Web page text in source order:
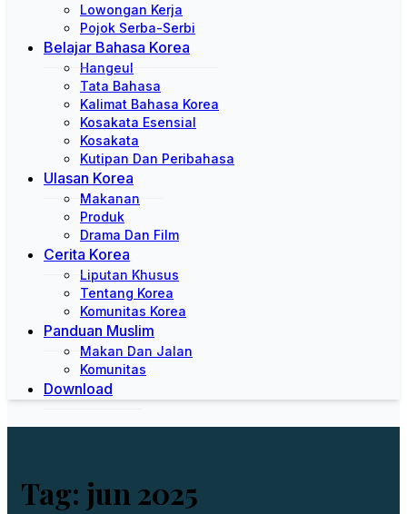
Lowongan Kerja
Pojok Serba-Serbi
Belajar Bahasa Korea
Hangeul
Tata Bahasa
Kalimat Bahasa Korea
Kosakata Esensial
Kosakata
Kutipan Dan Peribahasa
Ulasan Korea
Makanan
Produk
Drama Dan Film
Cerita Korea
Liputan Khusus
Tentang Korea
Komunitas Korea
Panduan Muslim
Makan Dan Jalan
Komunitas
Download
Tag: jun 2025